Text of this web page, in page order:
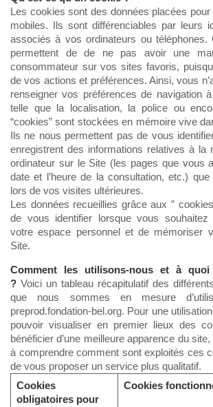
Les cookies sont des données placées
mobiles. Ils sont différenciables par leurs
associés à vos ordinateurs ou téléphones.
permettent de de ne pas avoir une
consommateur sur vos sites favoris,
de vos actions et préférences. Ainsi, vous
renseigner vos préférences de navigation
telle que la localisation, la police ou
“cookies” sont stockées en mémoire vive
Ils ne nous permettent pas de vous
enregistrent des informations relatives à la
ordinateur sur le Site (les pages que vous
date et l’heure de la consultation, etc.)
lors de vos visites ultérieures.
Les données recueillies grâce aux ”
de vous identifier lorsque vous
votre espace personnel et de mémoriser
Site.
Comment les utilisons-nous et à
? Voici un tableau récapitulatif des
que nous sommes en mesure
preprod.fondation-bel.org. Pour une
pouvoir visualiser en premier lieux des
bénéficier d’une meilleure apparence du
à comprendre comment sont exploités ces
de vous proposer un service plus qualitatif.
Cookies
obligatoires pour
Cookies